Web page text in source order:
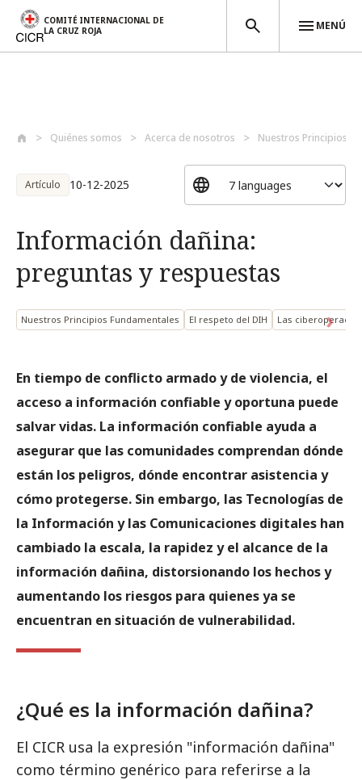
COMITÉ INTERNACIONAL DE
LA CRUZ ROJA
MENÚ
Quiénes somos Acerca de nosotros Nuestros Principios
Artículo 10-12-2025
Información dañina:
preguntas y respuestas
Nuestros Principios Fundamentales El respeto del DIH Las
En tiempo de conflicto armado y de violencia, el
acceso a información confiable y oportuna puede
salvar vidas. La información confiable ayuda a
asegurar que las comunidades comprendan dónde
están los peligros, dónde encontrar asistencia y
cómo protegerse. Sin embargo, las Tecnologías de
la Información y las Comunicaciones digitales han
cambiado la escala, la rapidez y el alcance de la
información dañina, distorsionando los hechos y
aumentando los riesgos para quienes ya se
encuentran en situación de vulnerabilidad.
¿Qué es la información dañina?
El CICR usa la expresión "información dañina"
como término genérico para referirse a la